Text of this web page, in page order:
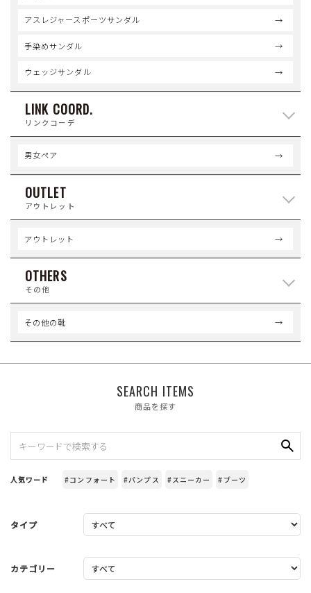
アスレジャースポーツサンダル
手染めサンダル
ウェッジサンダル
LINK COORD.
リンクコーデ
男女ペア
OUTLET
アウトレット
アウトレット
OTHERS
その他
その他の靴
SEARCH ITEMS
商品を探す
人気ワード #コンフォート #パンプス #スニーカー #ブーツ
タイプ
カテゴリー